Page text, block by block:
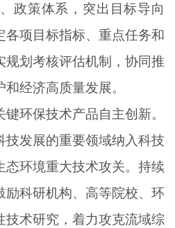
政策体系，突出目标导向
各项目标指标、重点任务和
规划考核评估机制，协同推
经济高质量发展。
键环保技术产品自主创新。
技发展的重要领域纳入科技
态环境重大技术攻关。持续
励科研机构、高等院校、环
技术研究，着力攻克流域综